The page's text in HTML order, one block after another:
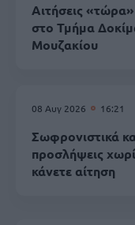
Αιτήσεις
στο Τμήμα
Mουζακίου
08 Αυγ 2026 16:21
Σωφρονιστικά
προσλήψεις
κάνετε αίτηση